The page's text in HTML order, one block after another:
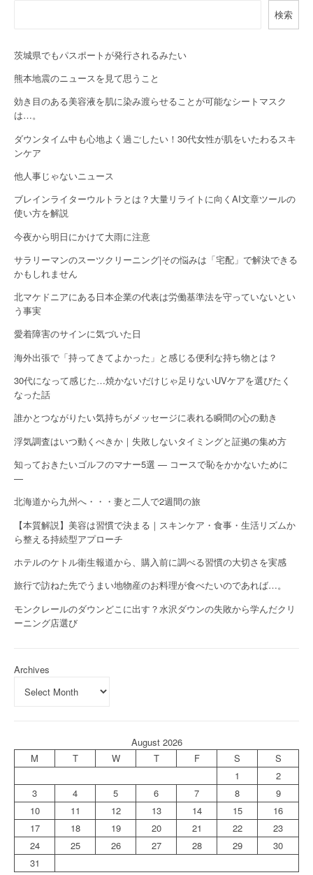
i
g
a
t
i
o
n
検索
茨城県でもパスポートが発行されるみたい
熊本地震のニュースを見て思うこと
効き目のある美容液を肌に染み渡らせることが可能なシートマスク
は…。
ダウンタイム中も心地よく過ごしたい！30代女性が肌をいたわるスキ
ンケア
他人事じゃないニュース
ブレインライターウルトラとは？大量リライトに向くAI文章ツールの
使い方を解説
今夜から明日にかけて大雨に注意
サラリーマンのスーツクリーニング|その悩みは「宅配」で解決できる
かもしれません
北マケドニアにある日本企業の代表は労働基準法を守っていないとい
う事実
愛着障害のサインに気づいた日
海外出張で「持ってきてよかった」と感じる便利な持ち物とは？
30代になって感じた…焼かないだけじゃ足りないUVケアを選びたく
なった話
誰かとつながりたい気持ちがメッセージに表れる瞬間の心の動き
浮気調査はいつ動くべきか｜失敗しないタイミングと証拠の集め方
知っておきたいゴルフのマナー5選 — コースで恥をかかないために
—
北海道から九州へ・・・妻と二人で2週間の旅
【本質解説】美容は習慣で決まる｜スキンケア・食事・生活リズムか
ら整える持続型アプローチ
ホテルのケトル衛生報道から、購入前に調べる習慣の大切さを実感
旅行で訪ねた先でうまい地物産のお料理が食べたいのであれば…。
モンクレールのダウンどこに出す？水沢ダウンの失敗から学んだクリ
ーニング店選び
Archives
August 2026
M
T W T F S
S
1
2
3
4 5 6 7 8
9
10
11 12 13 14 15
16
17
18 19 20 21 22
23
24
25 26 27 28 29
30
31